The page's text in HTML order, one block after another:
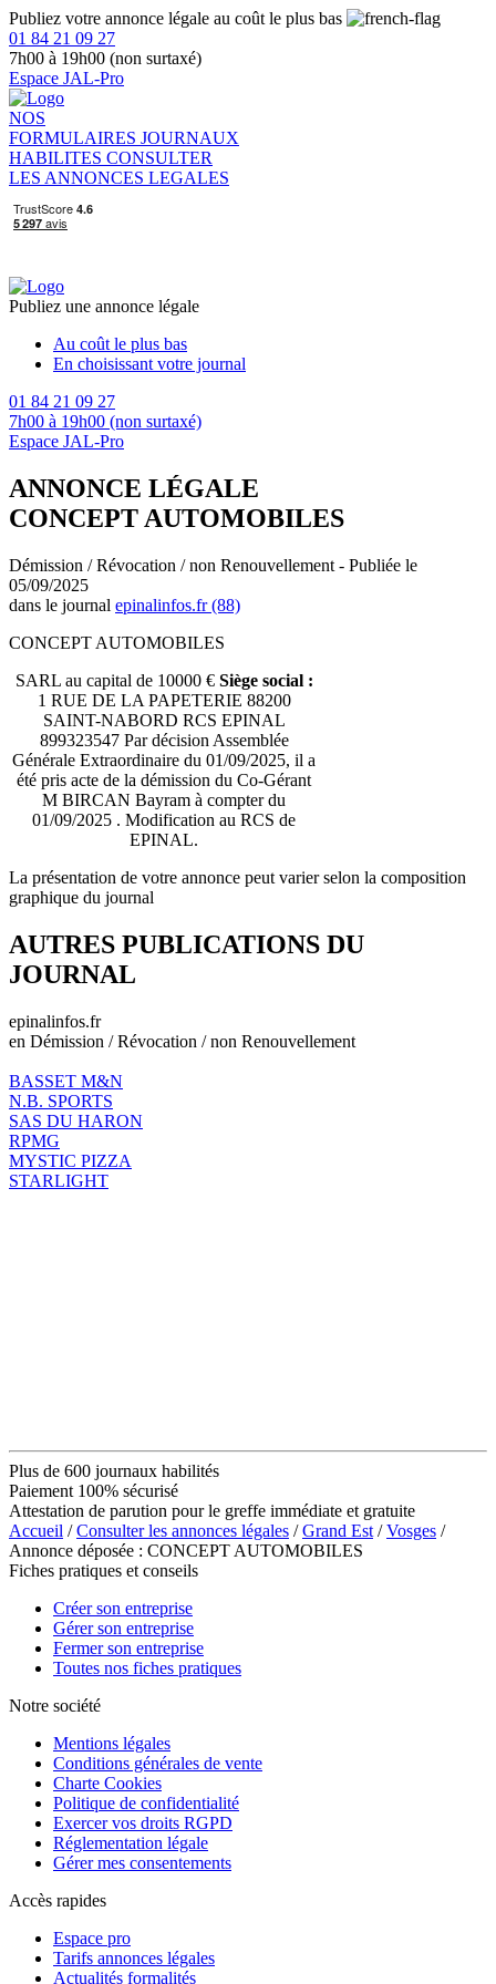
Publiez votre annonce légale au coût le plus bas
01 84 21 09 27
7h00 à 19h00 (non surtaxé)
Espace JAL-Pro
NOS
FORMULAIRES JOURNAUX
HABILITES CONSULTER
LES ANNONCES LEGALES
Publiez une annonce légale
Au coût le plus bas
En choisissant votre journal
01 84 21 09 27
7h00 à 19h00 (non surtaxé)
Espace JAL-Pro
ANNONCE LÉGALE
CONCEPT AUTOMOBILES
Démission / Révocation / non Renouvellement - Publiée le
05/09/2025
dans le journal epinalinfos.fr (88)
CONCEPT AUTOMOBILES
SARL au capital de 10000 € Siège social :
1 RUE DE LA PAPETERIE 88200
SAINT-NABORD RCS EPINAL
899323547 Par décision Assemblée
Générale Extraordinaire du 01/09/2025, il a
été pris acte de la démission du Co-Gérant
M BIRCAN Bayram à compter du
01/09/2025 . Modification au RCS de
EPINAL.
La présentation de votre annonce peut varier selon la composition
graphique du journal
AUTRES PUBLICATIONS DU
JOURNAL
epinalinfos.fr
en Démission / Révocation / non Renouvellement
BASSET M&N
N.B. SPORTS
SAS DU HARON
RPMG
MYSTIC PIZZA
STARLIGHT
Plus de 600 journaux habilités
Paiement 100% sécurisé
Attestation de parution pour le greffe immédiate et gratuite
Accueil /Consulter les annonces légales /Grand Est /Vosges /
Annonce déposée : CONCEPT AUTOMOBILES
Fiches pratiques et conseils
Créer son entreprise
Gérer son entreprise
Fermer son entreprise
Toutes nos fiches pratiques
Notre société
Mentions légales
Conditions générales de vente
Charte Cookies
Politique de confidentialité
Exercer vos droits RGPD
Réglementation légale
Gérer mes consentements
Accès rapides
Espace pro
Tarifs annonces légales
Actualités formalités